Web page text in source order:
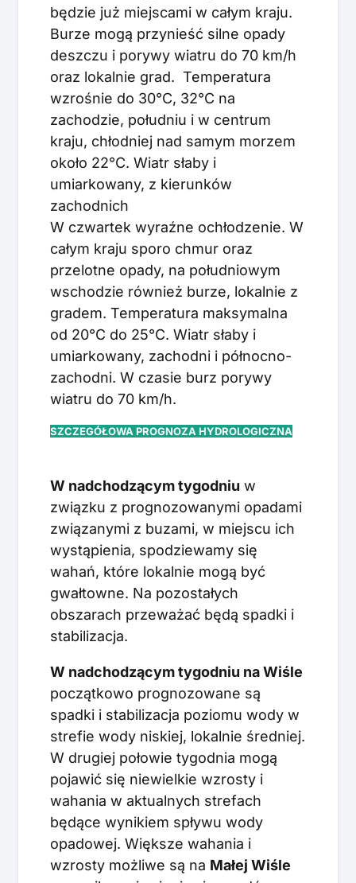
będzie już miejscami w całym kraju.
Burze mogą przynieść silne opady
deszczu i porywy wiatru do 70 km/h
oraz lokalnie grad. Temperatura
wzrośnie do 30°C, 32°C na
zachodzie, południu i w centrum
kraju, chłodniej nad samym morzem
około 22°C. Wiatr słaby i
umiarkowany, z kierunków
zachodnich
W czwartek wyraźne ochłodzenie. W
całym kraju sporo chmur oraz
przelotne opady, na południowym
wschodzie również burze, lokalnie z
gradem. Temperatura maksymalna
od 20°C do 25°C. Wiatr słaby i
umiarkowany, zachodni i północno-
zachodni. W czasie burz porywy
wiatru do 70 km/h.
SZCZEGÓŁOWA PROGNOZA HYDROLOGICZNA
W nadchodzącym tygodniu w
związku z prognozowanymi opadami
związanymi z buzami, w miejscu ich
wystąpienia, spodziewamy się
wahań, które lokalnie mogą być
gwałtowne. Na pozostałych
obszarach przeważać będą spadki i
stabilizacja.
W nadchodzącym tygodniu na Wiśle
początkowo prognozowane są
spadki i stabilizacja poziomu wody w
strefie wody niskiej, lokalnie średniej.
W drugiej połowie tygodnia mogą
pojawić się niewielkie wzrosty i
wahania w aktualnych strefach
będące wynikiem spływu wody
opadowej. Większe wahania i
wzrosty możliwe są na Małej Wiśle